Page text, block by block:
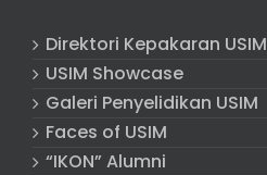
Direktori Kepakaran USIM
USIM Showcase
Galeri Penyelidikan USIM
Faces of USIM
“IKON” Alumni